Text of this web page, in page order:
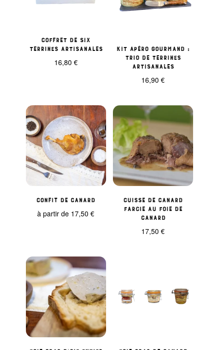
Coffret de six
terrines artisanales
16,80 €
Kit Apéro Gourmand :
Trio de Terrines
Artisanales
16,90€
Confit de canard
à partir de 17,50€
Cuisse de canard
farcie au foie de
canard
17,50€